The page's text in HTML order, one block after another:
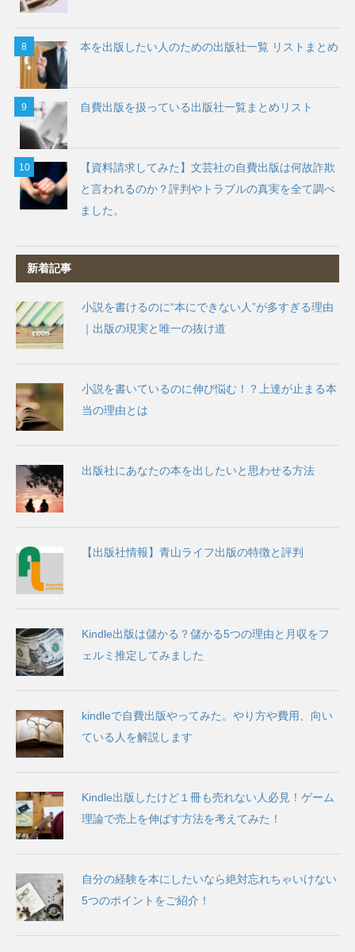
本を出版したい人のための出版社一覧 リストまとめ
自費出版を扱っている出版社一覧まとめリスト
【資料請求してみた】文芸社の自費出版は何故詐欺
と言われるのか？評判やトラブルの真実を全て調べ
ました。
新着記事
小説を書けるのに“本にできない人”が多すぎる理由
｜出版の現実と唯一の抜け道
小説を書いているのに伸び悩む！？上達が止まる本
当の理由とは
出版社にあなたの本を出したいと思わせる方法
【出版社情報】青山ライフ出版の特徴と評判
Kindle出版は儲かる？儲かる5つの理由と月収をフ
ェルミ推定してみました
kindleで自費出版やってみた。やり方や費用、向い
ている人を解説します
Kindle出版したけど１冊も売れない人必見！ゲーム
理論で売上を伸ばす方法を考えてみた！
自分の経験を本にしたいなら絶対忘れちゃいけない
5つのポイントをご紹介！